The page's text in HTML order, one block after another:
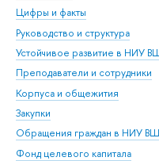
Цифры и факты
Руководство и структура
Устойчивое развитие в НИУ
Преподаватели и сотрудники
Корпуса и общежития
Закупки
Обращения граждан в НИУ
Фонд целевого капитала